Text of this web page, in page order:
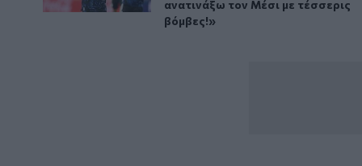
ανατινάξω τον Μέσι με τέσσερις
βόμβες!»